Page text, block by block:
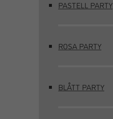
PASTELL PARTY
ROSA PARTY
BLÅTT PARTY